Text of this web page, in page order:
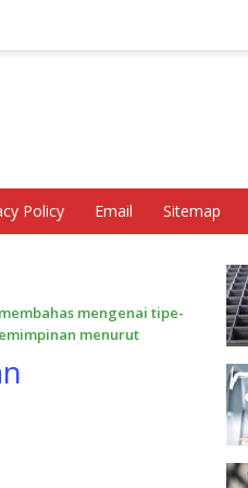
Policy Email Sitemap
mengenai tipe-
menurut